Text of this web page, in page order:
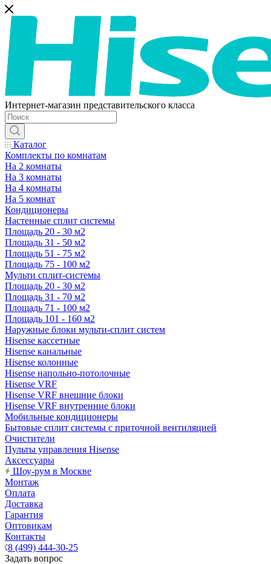
Интернет-магазин представительского класса
Каталог
Комплекты по комнатам
На 2 комнаты
На 3 комнаты
На 4 комнаты
На 5 комнат
Кондиционеры
Настенные сплит системы
Площадь 20 - 30 м2
Площадь 31 - 50 м2
Площадь 51 - 75 м2
Площадь 75 - 100 м2
Мульти сплит-системы
Площадь 20 - 30 м2
Площадь 31 - 70 м2
Площадь 71 - 100 м2
Площадь 101 - 160 м2
Наружные блоки мульти-сплит систем
Hisense кассетные
Hisense канальные
Hisense колонные
Hisense напольно-потолочные
Hisense VRF
Hisense VRF внешние блоки
Hisense VRF внутренние блоки
Мобильные кондиционеры
Бытовые сплит системы с приточной вентиляцией
Очистители
Пульты управления Hisense
Аксессуары
Шоу-рум в Москве
Монтаж
Оплата
Доставка
Гарантия
Оптовикам
Контакты
8 (499) 444-30-25
Задать вопрос